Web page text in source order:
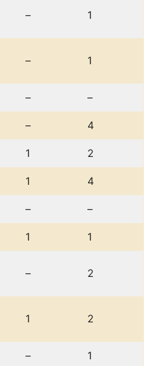
– 1
– 1
– –
– 4
1 2
1 4
– –
1 1
– 2
1 2
– 1